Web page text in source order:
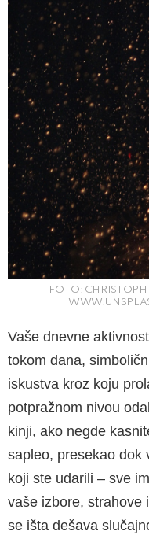
FOTO:
Vaše dnevne
tokom dana,
iskustva kroz koju
potpražnom nivou
kinji, ako negde
sapleo, presekao dok
koji ste udarili – sve
vaše izbore, strahove
se išta dešava